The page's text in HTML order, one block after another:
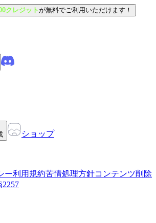
クレジットが無料でご利用いただけます！
ショップ
ー利用規約苦情処理方針コンテンツ削除